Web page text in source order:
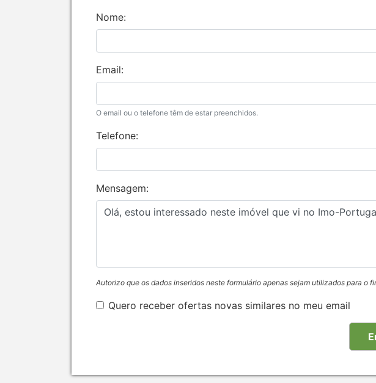
Nome:
Email:
O email ou o telefone têm de estar preenchidos.
Telefone:
Mensagem:
Autorizo que os dados inseridos neste formulário apenas sejam utilizados para o
Quero receber ofertas novas similares no meu email